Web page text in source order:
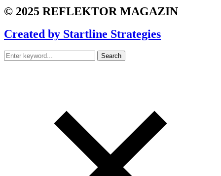
© 2025 REFLEKTOR MAGAZIN
Created by Startline Strategies
Search